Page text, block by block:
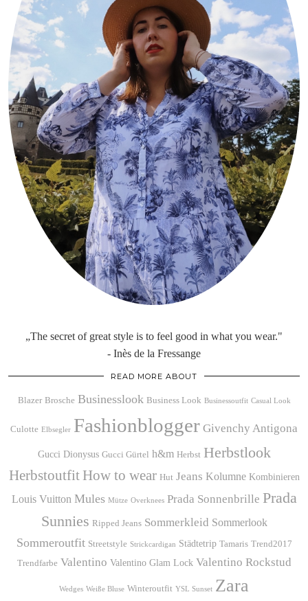
„The secret of great style is to feel good in what you wear."
- Inès de la Fressange
READ MORE ABOUT
Blazer Brosche Businesslook Business Look Businessoutfit Casual Look
Culotte Elbsegler Fashionblogger Givenchy Antigona
Gucci Dionysus Gucci Gürtel h&m Herbst Herbstlook
Herbstoutfit How to wear Hut Jeans Kolumne Kombinieren
Louis Vuitton Mules Mütze Overknees Prada Sonnenbrille Prada
Sunnies Ripped Jeans Sommerkleid Sommerlook
Sommeroutfit Streetstyle Strickcardigan Städtetrip Tamaris Trend2017
Trendfarbe Valentino Valentino Glam Lock Valentino Rockstud
Wedges Weiße Bluse Winteroutfit YSL Sunset Zara